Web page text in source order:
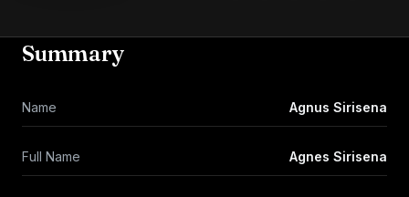
Summary
Name Agnus Sirisena
Full Name Agnes Sirisena